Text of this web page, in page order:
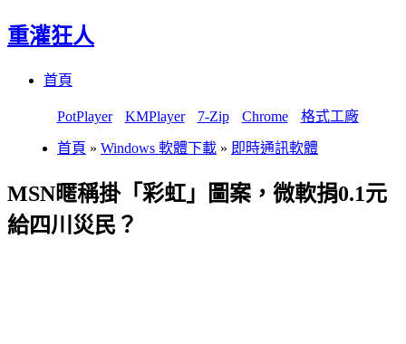
重灌狂人
首頁
PotPlayer KMPlayer 7-Zip Chrome 格式工廠
首頁 » Windows 軟體下載 » 即時通訊軟體
MSN暱稱掛「彩虹」圖案，微軟捐0.1元
給四川災民？